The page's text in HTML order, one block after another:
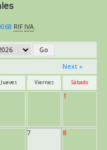
RIF IVA
Next »
Jueves Viernes Sábado
1
7 8